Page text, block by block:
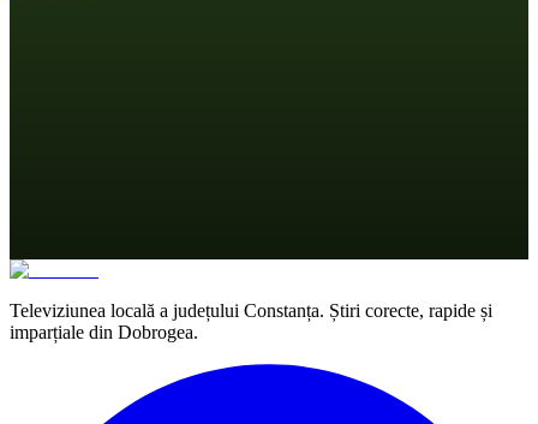
Televiziunea locală a județului Constanța. Știri corecte, rapide și
imparțiale din Dobrogea.